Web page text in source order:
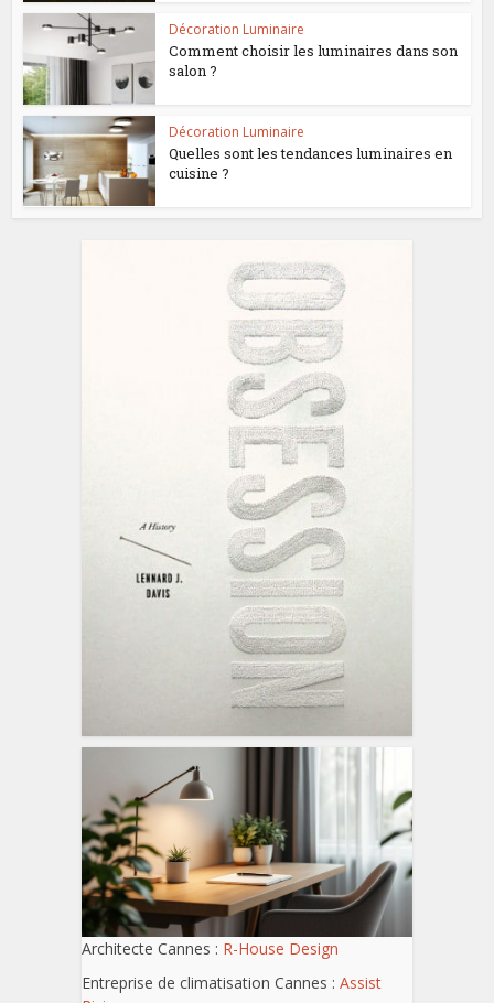
Décoration Luminaire
Comment choisir les luminaires dans son
salon ?
Décoration Luminaire
Quelles sont les tendances luminaires en
cuisine ?
Architecte Cannes : R-House Design
Entreprise de climatisation Cannes : Assist